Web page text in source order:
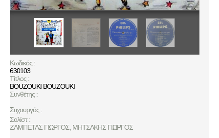
Κωδικός :
630103
Τίτλος :
BOUZOUKI BOUZOUKI
Συνθέτης :
Στιχουργός :
Σολίστ :
ΖΑΜΠΕΤΑΣ ΓΙΩΡΓΟΣ, ΜΗΤΣΑΚΗΣ ΓΙΩΡΓΟΣ